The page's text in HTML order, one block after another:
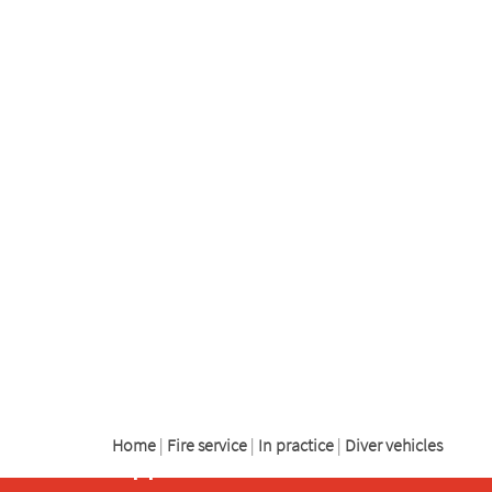
Home | Fire service | In practice | Diver vehicles
Support Kenbri